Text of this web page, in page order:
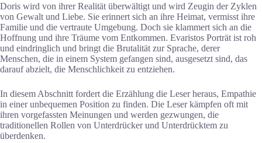
Doris wird von ihrer Realität überwältigt und wird Zeugin der Zyklen
von Gewalt und Liebe. Sie erinnert sich an ihre Heimat, vermisst ihre
Familie und die vertraute Umgebung. Doch sie klammert sich an die
Hoffnung und ihre Träume vom Entkommen. Evaristos Porträt ist roh
und eindringlich und bringt die Brutalität zur Sprache, derer
Menschen, die in einem System gefangen sind, ausgesetzt sind, das
darauf abzielt, die Menschlichkeit zu entziehen.
In diesem Abschnitt fordert die Erzählung die Leser heraus, Empathie
in einer unbequemen Position zu finden. Die Leser kämpfen oft mit
ihren vorgefassten Meinungen und werden gezwungen, die
traditionellen Rollen von Unterdrücker und Unterdrücktem zu
überdenken.